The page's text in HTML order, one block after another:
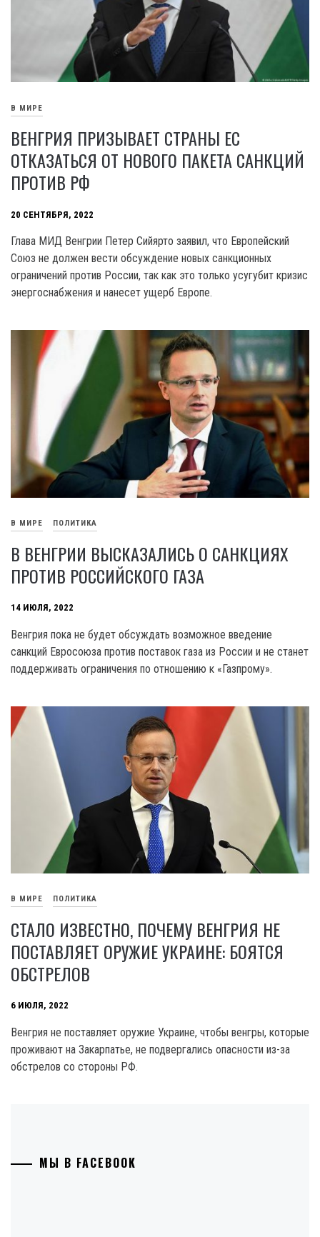
В МИРЕ
ВЕНГРИЯ ПРИЗЫВАЕТ СТРАНЫ ЕС
ОТКАЗАТЬСЯ ОТ НОВОГО ПАКЕТА САНКЦИЙ
ПРОТИВ РФ
20 СЕНТЯБРЯ, 2022
Глава МИД Венгрии Петер Сийярто заявил, что Европейский
Союз не должен вести обсуждение новых санкционных
ограничений против России, так как это только усугубит кризис
энергоснабжения и нанесет ущерб Европе.
В МИРЕ ПОЛИТИКА
В ВЕНГРИИ ВЫСКАЗАЛИСЬ О САНКЦИЯХ
ПРОТИВ РОССИЙСКОГО ГАЗА
14 ИЮЛЯ, 2022
Венгрия пока не будет обсуждать возможное введение
санкций Евросоюза против поставок газа из России и не станет
поддерживать ограничения по отношению к «Газпрому».
В МИРЕ ПОЛИТИКА
СТАЛО ИЗВЕСТНО, ПОЧЕМУ ВЕНГРИЯ НЕ
ПОСТАВЛЯЕТ ОРУЖИЕ УКРАИНЕ: БОЯТСЯ
ОБСТРЕЛОВ
6 ИЮЛЯ, 2022
Венгрия не поставляет оружие Украине, чтобы венгры, которые
проживают на Закарпатье, не подвергались опасности из-за
обстрелов со стороны РФ.
МЫ В FACEBOOK